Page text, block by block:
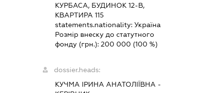
КУРБАСА, БУДИНОК 12-В,
КВАРТИРА 115
statements.nationality:Україна
Розмір внеску до статутного
фонду (грн.):200 000 (100 %)
dossier.heads:
КУЧМА ІРИНА АНАТОЛІЇВНА -